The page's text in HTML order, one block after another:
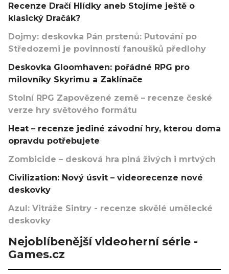
Recenze Dračí Hlídky aneb Stojíme ještě o
klasický Dračák?
Dojmy: deskovka Pán prstenů: Putování po
Středozemi je povinností fanoušků předlohy
Deskovka Gloomhaven: pořádné RPG pro
milovníky Skyrimu a Zaklínače
Stolní RPG Zapovězené země – recenze české
verze hry světového formátu
Heat – recenze jediné závodní hry, kterou doma
opravdu potřebujete
Zombicide – desková hra plná živých i mrtvých
Civilization: Nový úsvit – videorecenze nové
deskovky
Azul: Vitráže Sintry - recenze skvělé umělecké
deskovky
Nejoblíbenější videoherní série -
Games.cz